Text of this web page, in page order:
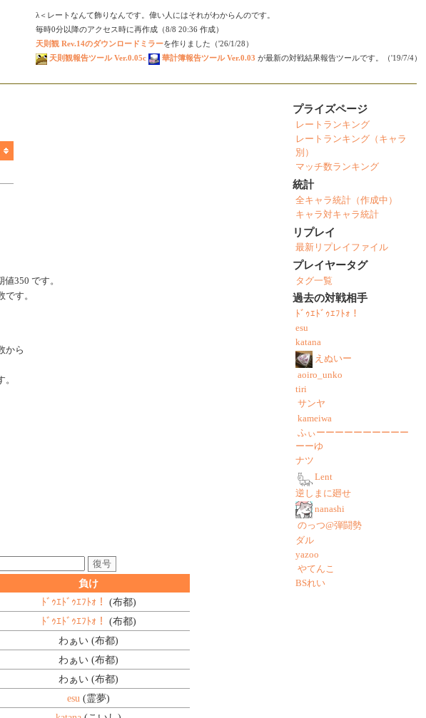
λ＜レートなんて飾りなんです。偉い人にはそれがわからんのです。
毎時0分以降のアクセス時に再作成（8/8 20:36 作成）
天則観 Rev.14のダウンロードミラーを作りました（'26/1/28）
天則観報告ツール Ver.0.05c
華計簿報告ツール Ver.0.03 が最新の対戦結果報告ツールです。（'19/7/4）
350 です。
す。
から
復号
負け
ﾄﾞｩｴﾄﾞｩｴﾌﾄｫ！ (布都)
ﾄﾞｩｴﾄﾞｩｴﾌﾄｫ！ (布都)
わぁい (布都)
わぁい (布都)
わぁい (布都)
esu (霊夢)
プライズページ
レートランキング
レートランキング（キャラ
別）
マッチ数ランキング
統計
全キャラ統計（作成中）
キャラ対キャラ統計
リプレイ
最新リプレイファイル
プレイヤータグ
タグ一覧
過去の対戦相手
ﾄﾞｩｴﾄﾞｩｴﾌﾄｫ！
esu
katana
えぬいー
aoiro_unko
tiri
サンヤ
kameiwa
ふぃーーーーーーーーーー
ーーゆ
ナツ
Lent
逆しまに廻せ
nanashi
のっつ@弾闘勢
ダル
yazoo
やてんこ
BSれい